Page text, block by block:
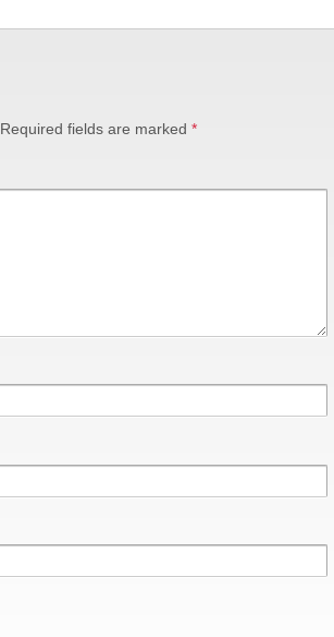
Required fields are marked *